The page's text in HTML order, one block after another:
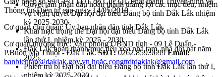
Quyết tâm phấn đấu hoàn thành thắng lợi các mục tiêu, nhiệm
vụ Nghị quyết Đại hội đại biểu Đảng bộ tỉnh Đắk Lắk nhiệm
kỳ 2025-2030
Khai mạc trọng thể Đại hội đại biểu Đảng bộ tỉnh Đắk Lắk
lần thứ I, nhiệm kỳ 2025 - 2030
Đắk Lắk hoàn thành mục tiêu xóa nhà tạm, nhà dột nát năm
2025
Phiên trù bị Đại hội đại biểu Đảng bộ tỉnh Đắk Lắk lần thứ I,
Thông tin Điện tử cấp ngày 14/05/2010
Cơ quan chủ quản: Ủy ban nhân dân tỉnh Đắk Lắk
Cơ quan thường trực: Văn phòng UBND tỉnh - 09 Lê Duẩn -
P.Buôn Ma Thuột - Đắk Lắk.SĐT:0262.859.9699Email:
banbientap@daklak.gov.vn hoặc congttdtdaklak@gmail.com